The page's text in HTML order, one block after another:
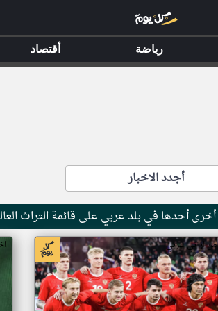
أجدد الاخبار
أحدها في بلد عربي على قائمة التراث
من ار تي عربي
رياضة أقتصاد